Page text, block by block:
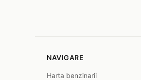
NAVIGARE
Harta benzinarii